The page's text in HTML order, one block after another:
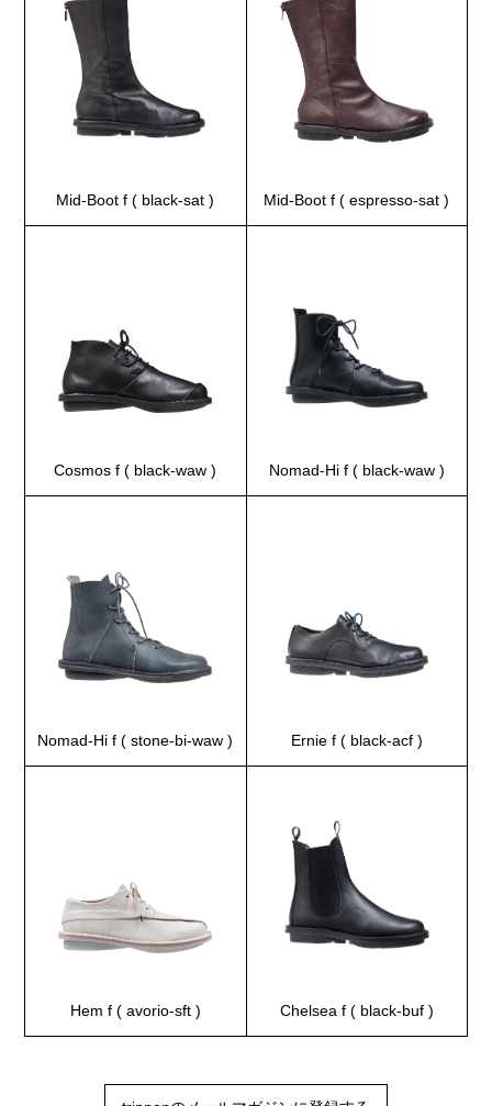
Mid-Boot f ( black-sat ) Mid-Boot f ( espresso-sat )
Cosmos f ( black-waw ) Nomad-Hi f ( black-waw )
Nomad-Hi f ( stone-bi-waw ) Ernie f ( black-acf )
Hem f ( avorio-sft ) Chelsea f ( black-buf )